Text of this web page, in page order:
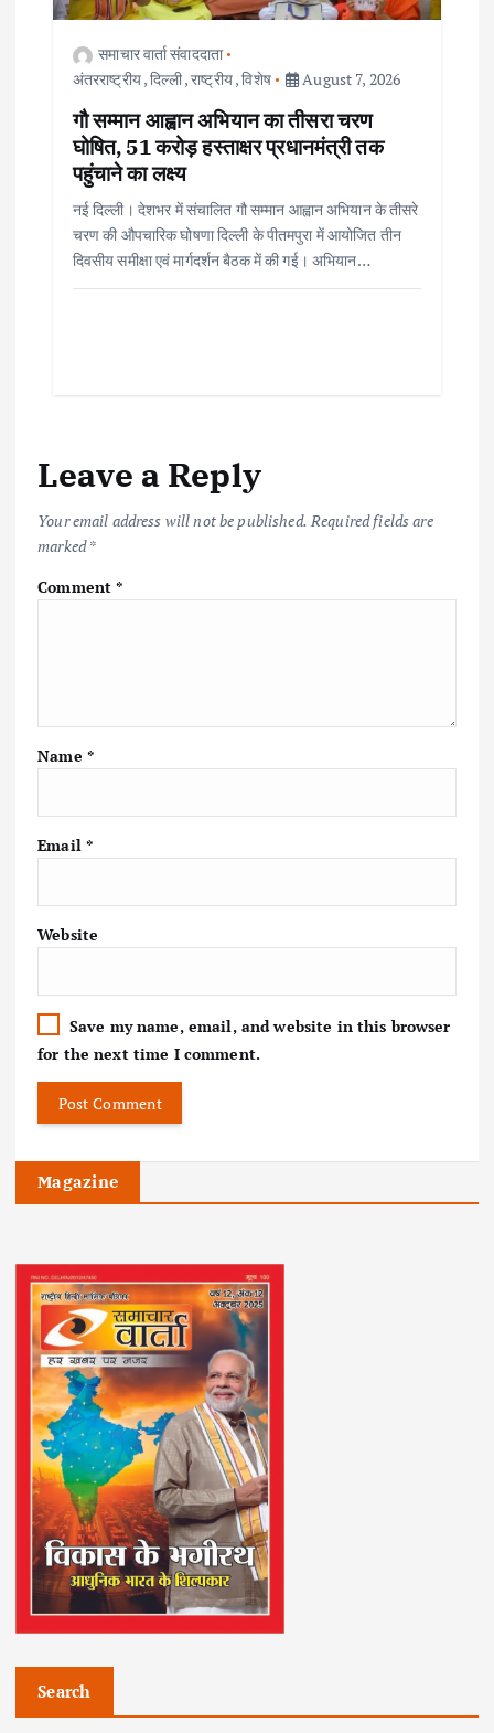
समाचार वार्ता संवाददाता
अंतरराष्ट्रीय,दिल्ली,राष्ट्रीय,विशेष August 7, 2026
गौ सम्मान आह्वान अभियान का तीसरा चरण
घोषित, 51 करोड़ हस्ताक्षर प्रधानमंत्री तक
पहुंचाने का लक्ष्य
नई दिल्ली। देशभर में संचालित गौ सम्मान आह्वान अभियान के तीसरे
चरण की औपचारिक घोषणा दिल्ली के पीतमपुरा में आयोजित तीन
दिवसीय समीक्षा एवं मार्गदर्शन बैठक में की गई। अभियान…
Leave a Reply
Your email address will not be published. Required fields are
marked*
Comment*
Name *
Email *
Website
Save my name, email, and website in this browser
for the next time I comment.
Magazine
Search